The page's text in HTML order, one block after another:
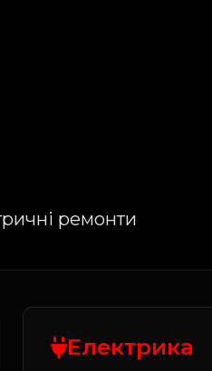
ремонти
Електрика